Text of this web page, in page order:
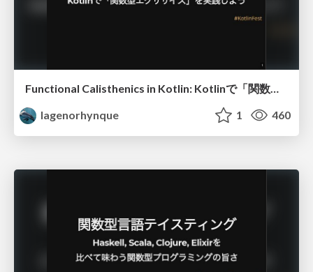
Functional Calisthenics in Kotlin: Kotlinで「関数型エクササイズ」を実践しよう
lagenorhynque
1 460